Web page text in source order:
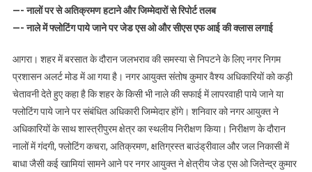
—- नालों पर से अतिक्रमण हटाने और जिम्मेदारों से रिपोर्ट तलब
—- नाले में फ्लोटिंग पाये जाने पर जेड एस ओ और सीएस एफ आई की क्लास लगाई
आगरा। शहर में बरसात के दौरान जलभराव की समस्या से निपटने के लिए नगर निगम
प्रशासन अलर्ट मोड में आ गया है। नगर आयुक्त संतोष कुमार वैश्य अधिकारियों को कड़ी
चेतावनी देते हुए कहा है कि शहर के किसी भी नाले की सफाई में लापरवाही पाये जाने या
फ्लोटिंग पाये जाने पर संबंधित अधिकारी जिम्मेदार होंगे। शनिवार को नगर आयुक्त ने
अधिकारियों के साथ शास्त्रीपुरम क्षेत्र का स्थलीय निरीक्षण किया। निरीक्षण के दौरान
नालों में गंदगी, फ्लोटिंग कचरा, अतिक्रमण, क्षतिग्रस्त बाउंड्रीवाल और जल निकासी में
बाधा जैसी कई खामियां सामने आने पर नगर आयुक्त ने क्षेत्रीय जेड एस ओ जितेन्द्र कुमार